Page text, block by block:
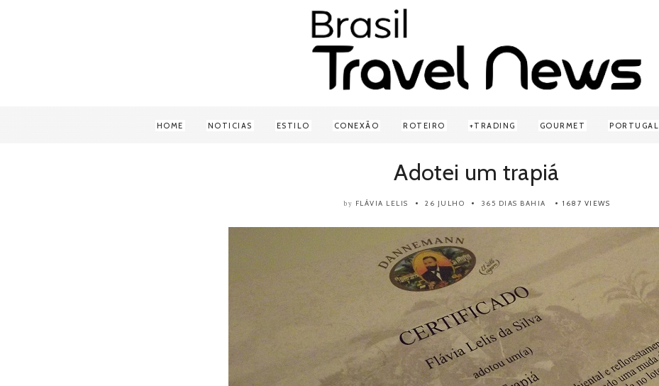
HOME NOTICIAS ESTILO CONEXÃO ROTEIRO TRADING GOURMET PORTUGAL
Adotei um trapiá
by FLÁVIA LELIS 26 JULHO 365 DIAS BAHIA 1687 VIEWS